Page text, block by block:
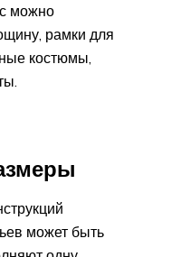
можно
рамки для
костюмы,
может быть